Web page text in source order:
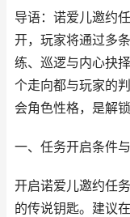
导语：诺爱儿邀约
开，玩家将通过多
练、巡逻与内心抉
个走向都与玩家的
会角色性格，是解
一、任务开启条件
开启诺爱儿邀约任
的传说钥匙。建议